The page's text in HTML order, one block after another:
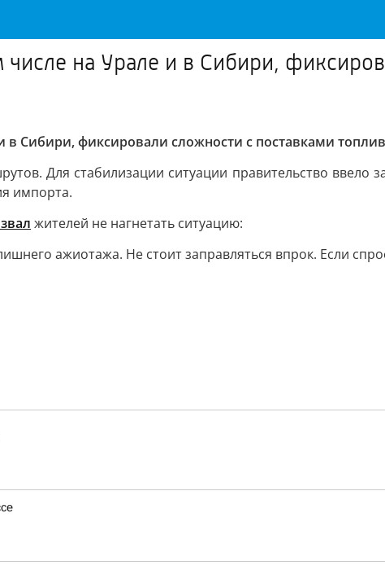
на Урале и в Сибири,
Сибири, фиксировали сложности с поставками
Для стабилизации ситуации правительство ввело
импорта.
жителей не нагнетать ситуацию:
ажиотажа. Не стоит заправляться впрок. Если